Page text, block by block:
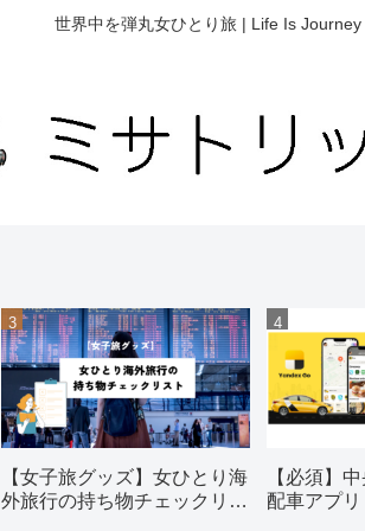
世界中を弾丸女ひとり旅 | Life Is Journey
【女子旅グッズ】女ひとり海
外旅行の持ち物チェックリス
【必須】
配車アプ